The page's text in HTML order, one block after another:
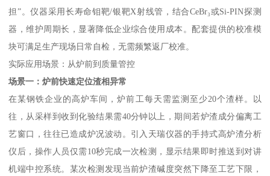
担”。仪器采用长寿命钼靶/银靶X射线管，结合CeBr₃或Si-PIN探测
器，维护周期长，显著降低企业综合使用成本。配套提供的校准模
块可满足生产现场日常自检，无需频繁返厂校准。
实际应用场景：从炉前到质量管控
场景一：炉前快速定位渣相异常
在某钢铁企业的高炉车间，炉前工每天需监测至少20个渣样。以
往，从采样到收到化验结果需40分钟以上，期间若炉渣成分偏离工
艺窗口，往往已造成炉况波动。引入天瑞仪器的手持式高炉渣分析
仪后，操作人员仅需10秒完成一次检测，显示结果即时推送到对讲
机端中控系统。某次检测发现当前炉渣碱度突然下降至工艺下限，